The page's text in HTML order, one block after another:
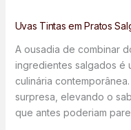
Uvas Tintas em Pratos
A ousadia de combinar
ingredientes salgados é
culinária
surpresa, elevando o
que antes poderiam